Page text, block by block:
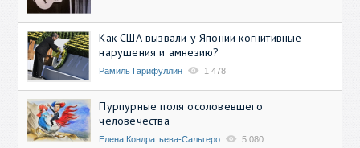
Как США вызвали у Японии когнитивные
нарушения и амнезию?
Рамиль Гарифуллин 1 478
Пурпурные поля осоловевшего
человечества
Елена Кондратьева-Сальгеро 5 080